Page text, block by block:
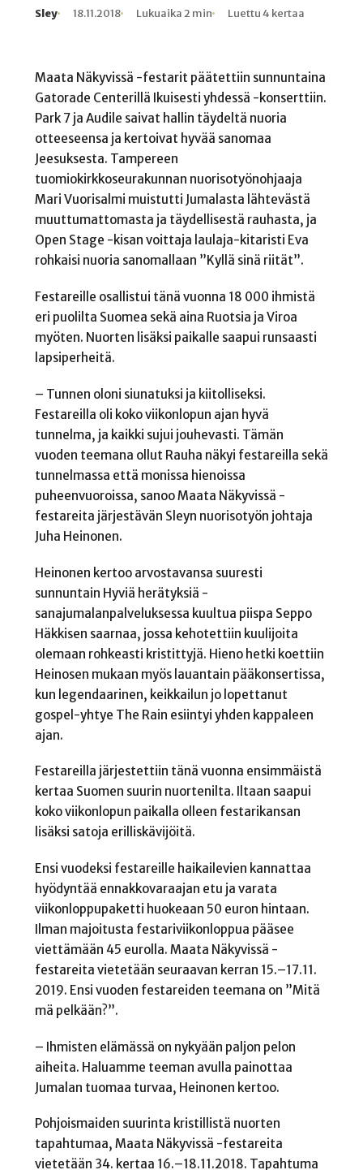
Kirjoittaja
Sley
Julkaistu18.11.2018
Lukuaika Lukuaika 2 min
Lukukertoja Luettu 4 kertaa
Maata Näkyvissä -festarit päätettiin sunnuntaina
Gatorade Centerillä Ikuisesti yhdessä -konserttiin.
Park 7 ja Audile saivat hallin täydeltä nuoria
otteeseensa ja kertoivat hyvää sanomaa
Jeesuksesta. Tampereen
tuomiokirkkoseurakunnan nuorisotyönohjaaja
Mari Vuorisalmi muistutti Jumalasta lähtevästä
muuttumattomasta ja täydellisestä rauhasta, ja
Open Stage -kisan voittaja laulaja-kitaristi Eva
rohkaisi nuoria sanomallaan ”Kyllä sinä riität”.
Festareille osallistui tänä vuonna 18 000 ihmistä
eri puolilta Suomea sekä aina Ruotsia ja Viroa
myöten. Nuorten lisäksi paikalle saapui runsaasti
lapsiperheitä.
– Tunnen oloni siunatuksi ja kiitolliseksi.
Festareilla oli koko viikonlopun ajan hyvä
tunnelma, ja kaikki sujui jouhevasti. Tämän
vuoden teemana ollut Rauha näkyi festareilla sekä
tunnelmassa että monissa hienoissa
puheenvuoroissa, sanoo Maata Näkyvissä -
festareita järjestävän Sleyn nuorisotyön johtaja
Juha Heinonen.
Heinonen kertoo arvostavansa suuresti
sunnuntain Hyviä herätyksiä -
sanajumalanpalveluksessa kuultua piispa Seppo
Häkkisen saarnaa, jossa kehotettiin kuulijoita
olemaan rohkeasti kristittyjä. Hieno hetki koettiin
Heinosen mukaan myös lauantain pääkonsertissa,
kun legendaarinen, keikkailun jo lopettanut
gospel-yhtye The Rain esiintyi yhden kappaleen
ajan.
Festareilla järjestettiin tänä vuonna ensimmäistä
kertaa Suomen suurin nuortenilta. Iltaan saapui
koko viikonlopun paikalla olleen festarikansan
lisäksi satoja erilliskävijöitä.
Ensi vuodeksi festareille haikailevien kannattaa
hyödyntää ennakkovaraajan etu ja varata
viikonloppupaketti huokeaan 50 euron hintaan.
Ilman majoitusta festariviikonloppua pääsee
viettämään 45 eurolla. Maata Näkyvissä -
festareita vietetään seuraavan kerran 15.–17.11.
2019. Ensi vuoden festareiden teemana on ”Mitä
mä pelkään?”.
– Ihmisten elämässä on nykyään paljon pelon
aiheita. Haluamme teeman avulla painottaa
Jumalan tuomaa turvaa, Heinonen kertoo.
Pohjoismaiden suurinta kristillistä nuorten
tapahtumaa, Maata Näkyvissä -festareita
vietetään 34. kertaa 16.–18.11.2018. Tapahtuma